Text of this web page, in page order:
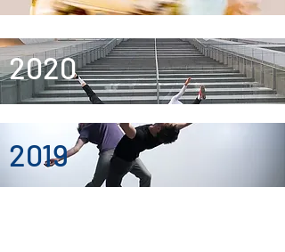
2020
2019